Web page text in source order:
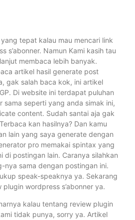
tepat kalau mau mencari link
s’abonner. Namun Kami kasih tau
membaca lebih banyak.
artikel hasil generate post
gak salah baca kok, ini artikel
Di website ini terdapat puluhan
sama seperti yang anda simak ini,
content. Sudah santai aja gak
kan hasilnya? Dan kamu
lain yang saya generate dengan
pro memakai spintax yang
di postingan lain. Caranya silahkan
nya sama dengan postingan ini.
speak-speaknya ya. Sekarang
wordpress s’abonner ya.
kalau tentang review plugin
tidak punya, sorry ya. Artikel